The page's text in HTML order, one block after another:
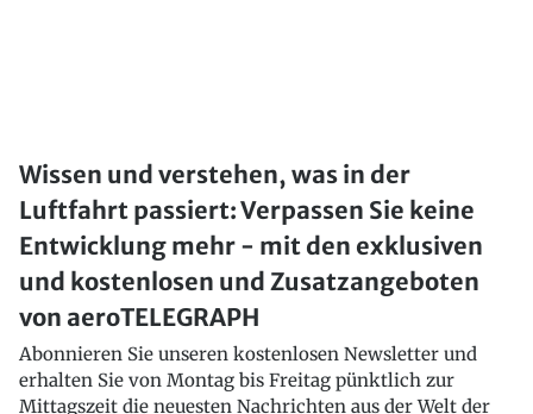
Wissen und verstehen, was in der
Luftfahrt passiert: Verpassen Sie keine
Entwicklung mehr - mit den exklusiven
und kostenlosen und Zusatzangeboten
von aeroTELEGRAPH
Abonnieren Sie unseren kostenlosen Newsletter und
erhalten Sie von Montag bis Freitag pünktlich zur
Mittagszeit die neuesten Nachrichten aus der Welt der